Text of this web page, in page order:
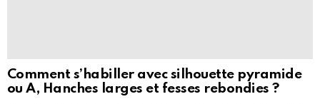
Comment s’habiller avec silhouette pyramide
ou A, Hanches larges et fesses rebondies ?